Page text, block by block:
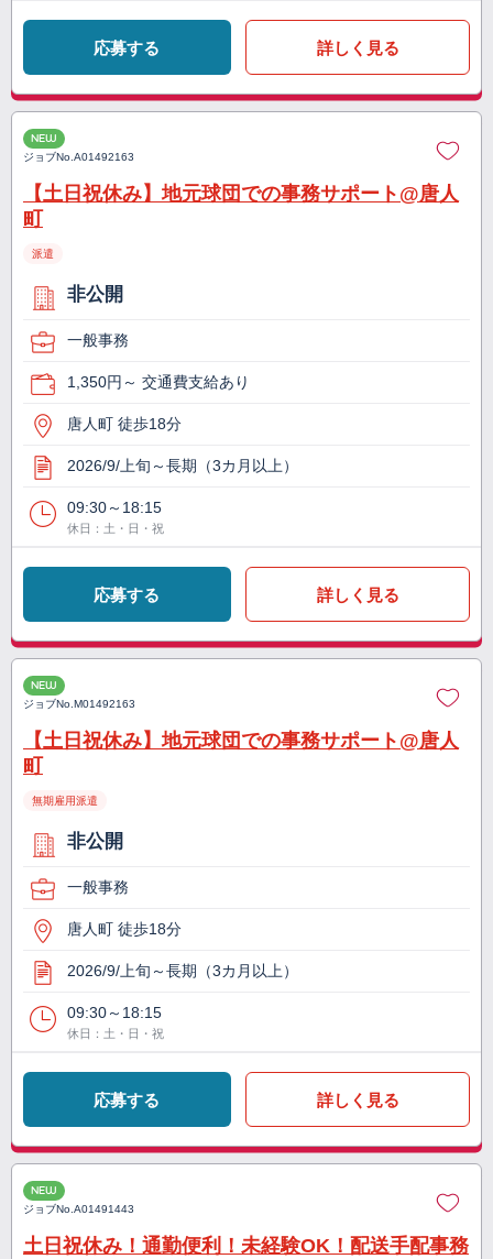
応募する 詳しく見る
NEW
ジョブNo.A01492163
【土日祝休み】地元球団での事務サポート@唐人
町
派遣
非公開
一般事務
1,350円～ 交通費支給あり
唐人町 徒歩18分
2026/9/上旬～長期（3カ月以上）
09:30～18:15
休日：土・日・祝
応募する 詳しく見る
NEW
ジョブNo.M01492163
【土日祝休み】地元球団での事務サポート@唐人
町
無期雇用派遣
非公開
一般事務
唐人町 徒歩18分
2026/9/上旬～長期（3カ月以上）
09:30～18:15
休日：土・日・祝
応募する 詳しく見る
NEW
ジョブNo.A01491443
土日祝休み！通勤便利！未経験OK！配送手配事務